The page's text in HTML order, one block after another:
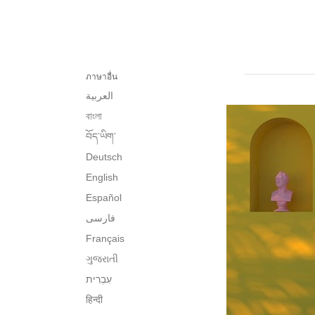
ภาษาอื่น
العربية
বাংলা
བོད་ཡིག་
Deutsch
English
Español
فارسی
Français
ગુજરાતી
हिन्दी